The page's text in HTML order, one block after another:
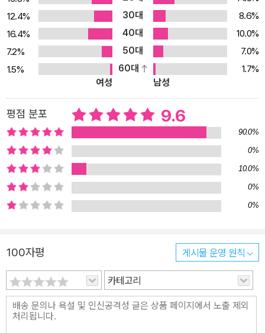
다. 다자이 오사무의 유서이자 정신적 자서전, 《인간 실격》 1909년
아오모리현의 쓰가루라는 벽지에서 대지주의 아들로 태어난 다자이
오사무의 삶에는 술과 여자 그리고 약물 중독과 자살 시도라는 그림
자가 늘 따라다녔고, 결국 마흔을 앞두고 다마강 수원지에 투신해 생
을 마감하고 만다. 그는 죽기 전 자신의 죽음을 예고라도 하듯, 자신의
삶을 그대로 적어 내려간 듯한 소설 《인간 실격》을 발표했다. 이 책에
서 그는 자신의 내적 진실에 한없이 충실하고, 자신을 속이지 않으며,
인간을 두려워하면서도 끊임없이 인간과 세상에 구애하는 주인공이
좌절하고 패배하는 과정을 통해, 세상에 존재하는 위선과 악 그리고
추악함과 비인간성을 드러내고 있다. 특히 끊임없이 상처를 받으면서
행복조차 두려워하는 어릿광대인 주인공 요조의 삶을 통해 자신이 지
금까지 보였던 세상에 대한 두려움과 증오가 결국에는 인간을 향한
구애이자 절규였음을 고백하고 있다. 21세기, 《인간 실격》을 읽다
성에 깊이 빠져들곤 하는데, 이는 다자이 오사무 문학이 시공간을 뛰
어넘어 독자들과의 깊은 공감대 형성이 가능한 신비한 매력을 갖고
있기 때문이다. 특히 전후 혼란기에 있었던 일본 젊은이들에게 청춘
의 통과의례와도 같았던 그의 마지막 작품인 《인간 실격》은 과거와
다를 바 없는 현대 사회에서 삶과 인간의 존재 이유를 고민하는 21세
12.4%
30대
8.6%
16.4%
40대
10.0%
7.2%
50대
7.0%
1.5%
60대
1.7%
여성
남성
평점 분포 9.6
90.0%
0%
10.0%
0%
0%
100자평 게시물 운영 원칙
카테고리